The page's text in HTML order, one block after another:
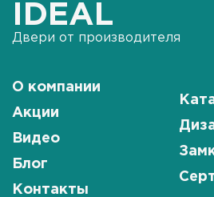
IDEAL
Двери от производителя
О компании
Акции
Видео
Блог
Контакты